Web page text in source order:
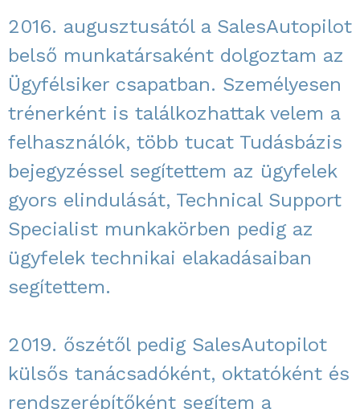
2016. augusztusától a SalesAutopilot
belső munkatársaként dolgoztam az
Ügyfélsiker csapatban. Személyesen
trénerként is találkozhattak velem a
felhasználók, több tucat Tudásbázis
bejegyzéssel segítettem az ügyfelek
gyors elindulását, Technical Support
Specialist munkakörben pedig az
ügyfelek technikai elakadásaiban
segítettem.
2019. őszétől pedig SalesAutopilot
külsős tanácsadóként, oktatóként és
rendszerépítőként segítem a